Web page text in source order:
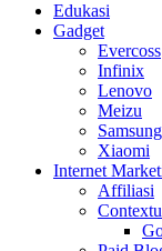
Edukasi
Gadget
Evercoss
Infinix
Lenovo
Meizu
Samsung
Xiaomi
Internet
Affiliasi